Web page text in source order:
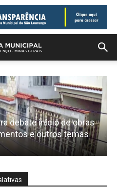
debate início de obras
e outros temas